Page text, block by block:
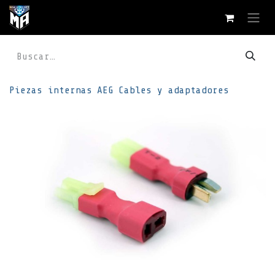
Ir al contenido
Piezas internas AEG Cables y adaptadores